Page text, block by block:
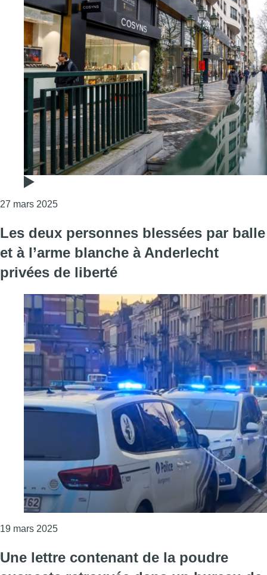
27 mars 2025Consulter l'article "Un porte-clé alarme anti
Les deux personnes blessées par balle
et à l’arme blanche à Anderlecht
privées de liberté
19 mars 2025Consulter l'article "Les deux personnes
Une lettre contenant de la poudre